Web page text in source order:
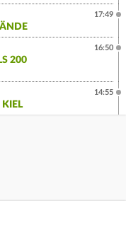
17:49
200
16:50
KIEL
14:55